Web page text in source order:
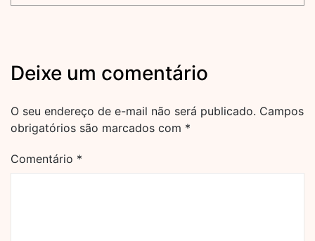
Deixe um comentário
O seu endereço de e-mail não será publicado. Campos
obrigatórios são marcados com *
Comentário *